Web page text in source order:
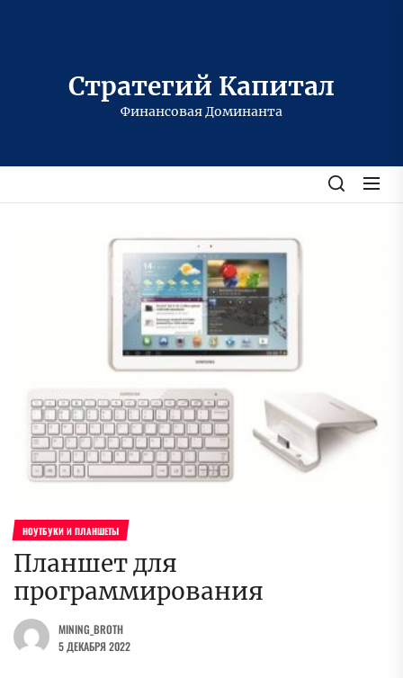
Стратегий Капитал
Финансовая Доминанта
НОУТБУКИ И ПЛАНШЕТЫ
Планшет для
программирования
MINING_BROTH
5 ДЕКАБРЯ 2022